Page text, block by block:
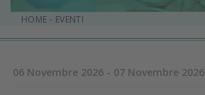
HOME - EVENTI
06 Novembre 2026 - 07 Novembre 2026